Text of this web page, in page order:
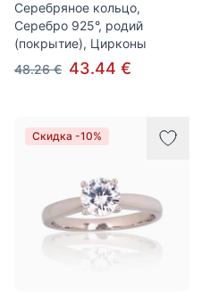
Серебряное кольцо,
Серебро 925°, родий
(покрытие), Цирконы
48.26 € 43.44 €
Скидка -10%